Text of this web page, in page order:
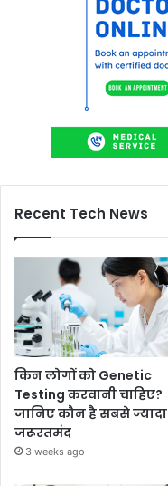
Recent Tech News
किन लोगों को Genetic
Testing करवानी चाहिए?
जानिए कौन है सबसे ज्यादा
जरूरतमंद
3 weeks ago